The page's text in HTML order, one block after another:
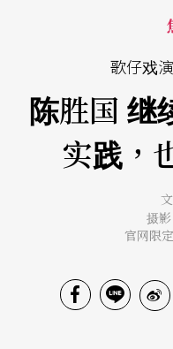
歌仔戏
陈胜国 继
实践，
摄影
官网限